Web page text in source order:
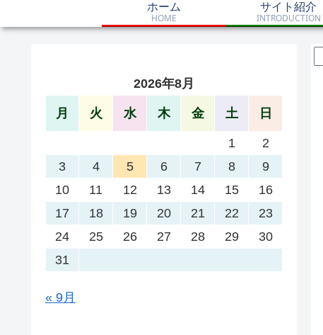
ホーム
HOME
サイト紹介
INTRODUCTION
2026年8月
月 火 水 木 金 土 日
1
2
3
4 5 6 7 8
9
10
11 12 13 14 15
16
17
18 19 20 21 22
23
24
25 26 27 28 29
30
31
« 9月